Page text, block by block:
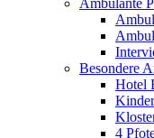
Ambulante
Besondere
Hotel
4